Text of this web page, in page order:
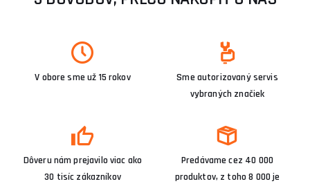
V obore sme už 15 rokov
Sme autorizovaný servis
vybraných značiek
Dôveru nám prejavilo viac ako
30 tisíc zákazníkov
Predávame cez 40 000
produktov, z toho 8 000 je